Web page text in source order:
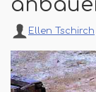
Ellen Tschirch